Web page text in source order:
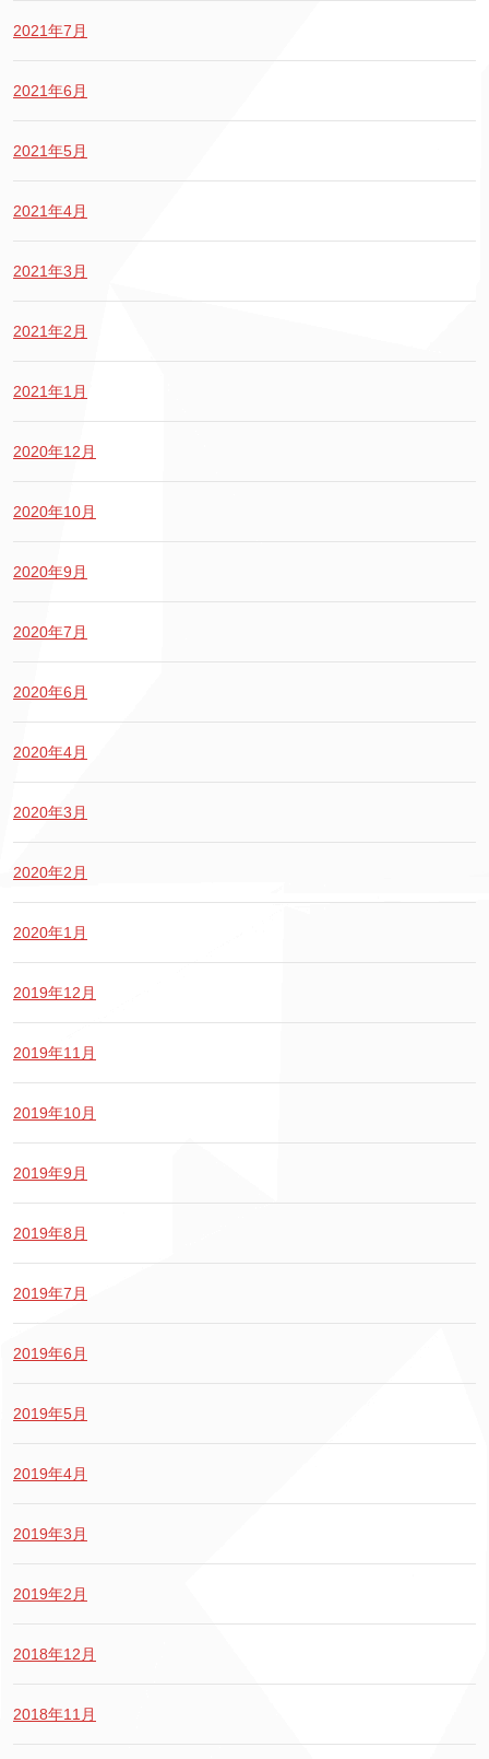
2021年7月
2021年6月
2021年5月
2021年4月
2021年3月
2021年2月
2021年1月
2020年12月
2020年10月
2020年9月
2020年7月
2020年6月
2020年4月
2020年3月
2020年2月
2020年1月
2019年12月
2019年11月
2019年10月
2019年9月
2019年8月
2019年7月
2019年6月
2019年5月
2019年4月
2019年3月
2019年2月
2018年12月
2018年11月